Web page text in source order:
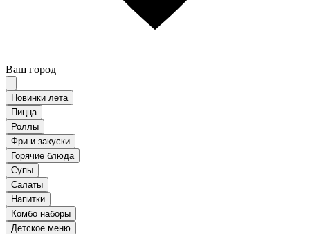
Ваш город
Новинки лета
Пицца
Роллы
Фри и закуски
Горячие блюда
Супы
Салаты
Напитки
Комбо наборы
Детское меню